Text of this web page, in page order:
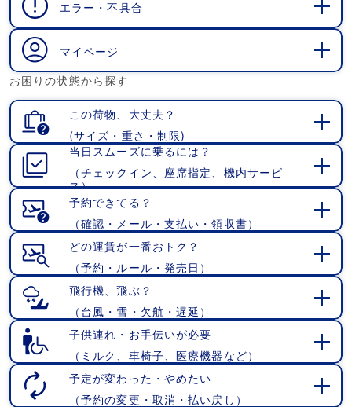
エラー・不具合
マイページ
お困りの状態から探す
この荷物、大丈夫？
(サイズ・重さ・制限)
当日スムーズに乗るには？
（チェックイン、座席指定、機内サービ
ス）
予約できてる？
（確認・メール・支払い・領収書）
どの運賃が一番おトク？
（予約・ルール・発売日）
飛行機、飛ぶ？
（台風・雪・欠航・遅延）
子供連れ・お手伝いが必要
（ミルク、車椅子、医療機器など）
予定が変わった・やめたい
（予約の変更・取消・払い戻し）